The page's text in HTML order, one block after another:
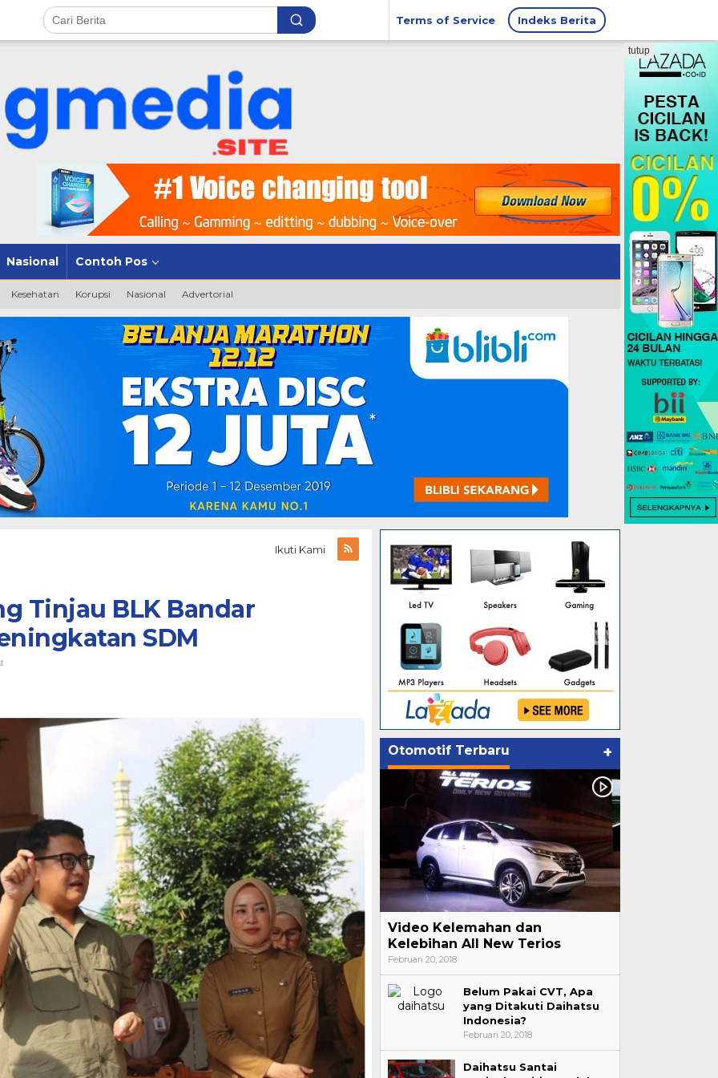
Terms of Service Indeks Berita
Nasional Contoh Pos
Kesehatan Korupsi Nasional Advertorial
tutup
Ikuti Kami
Tinjau BLK Bandar
SDM
Otomotif Terbaru +
Video Kelemahan dan
Kelebihan All New Terios
Februari 20, 2018
Belum Pakai CVT, Apa
yang Ditakuti Daihatsu
Indonesia?
Februari 20, 2018
Daihatsu Santai